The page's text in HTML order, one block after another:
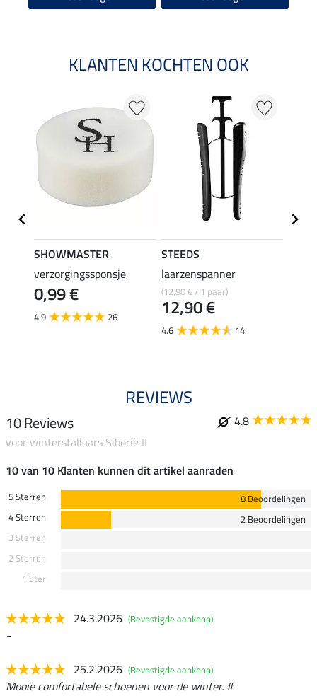
KLANTEN KOCHTEN OOK
SHOWMASTER
verzorgingssponsje
0,99 €
4.9 26
STEEDS
laarzenspanner
(12,90 € / 1 paar)
12,90 €
4.6 14
REVIEWS
10 Reviews
4.8
voor winterstallaars Siberië II
10 van 10 Klanten kunnen dit artikel aanraden
5 Sterren
8 Beoordelingen
4 Sterren
2 Beoordelingen
3 Sterren
2 Sterren
1 Ster
24.3.2026 (Bevestigde aankoop)
-
25.2.2026 (Bevestigde aankoop)
Mooie comfortabele schoenen voor de winter. #